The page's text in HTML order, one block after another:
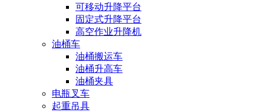
可移动升降平台
固定式升降平台
高空作业升降机
油桶车
油桶搬运车
油桶升高车
油桶夹具
电瓶叉车
起重吊具